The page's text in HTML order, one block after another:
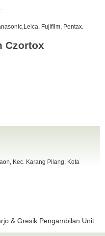
Express L05 ( depan Parkiran
Fujifilm, Pentax.
Czortox
Kec. Karang Pilang, Kota
Pengambilan Unit